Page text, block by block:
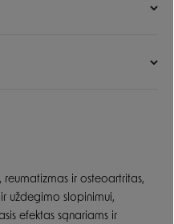
ir osteoartritas,
uždegimo slopinimui,
efektas sąnariams ir